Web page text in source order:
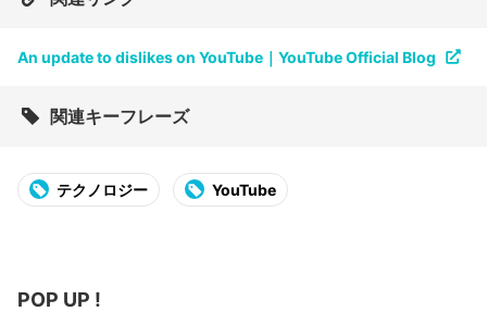
An update to dislikes on YouTube｜YouTube Official Blog
関連キーフレーズ
テクノロジー YouTube
POP UP !